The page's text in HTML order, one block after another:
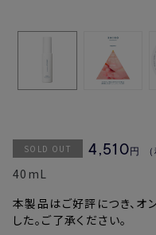
SOLD OUT 4,510円
40mL
本製品はご好評につき、オ
した。ご了承ください。